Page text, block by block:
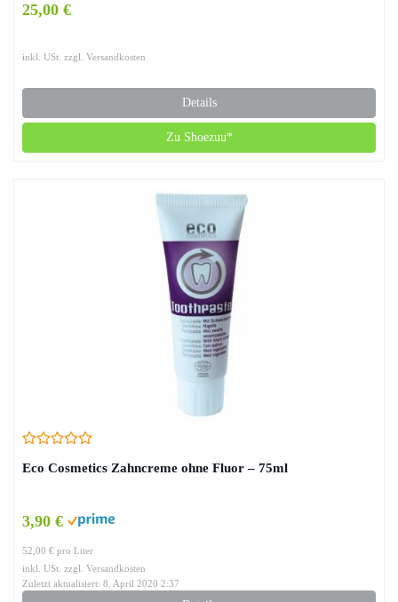
25,00 €
inkl. USt. zzgl. Versandkosten
Details
Zu Shoezuu*
Eco Cosmetics Zahncreme ohne Fluor – 75ml
3,90 €
52,00 € pro Liter
inkl. USt. zzgl. Versandkosten
Zuletzt aktualisiert: 8. April 2020 2:37